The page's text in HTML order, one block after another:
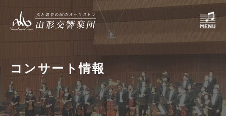
コンサート情報